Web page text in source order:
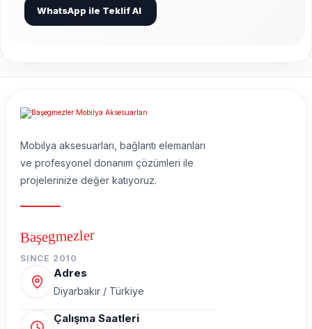
WhatsApp ile Teklif Al
Mobilya aksesuarları, bağlantı elemanları
ve profesyonel donanım çözümleri ile
projelerinize değer katıyoruz.
Başegmezler
SINCE 2010
Adres
Diyarbakır / Türkiye
Çalışma Saatleri